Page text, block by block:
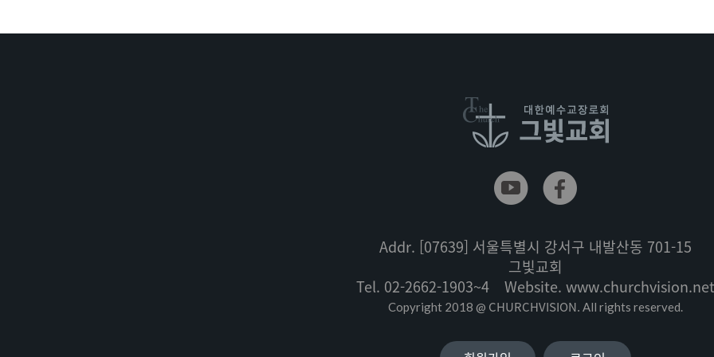
Addr. [07639] 서울특별시 강서구 내발산동 701-15
그빛교회
Tel. 02-2662-1903~4 Website. www.churchvision.net
Copyright 2018 @ CHURCHVISION. All rights reserved.